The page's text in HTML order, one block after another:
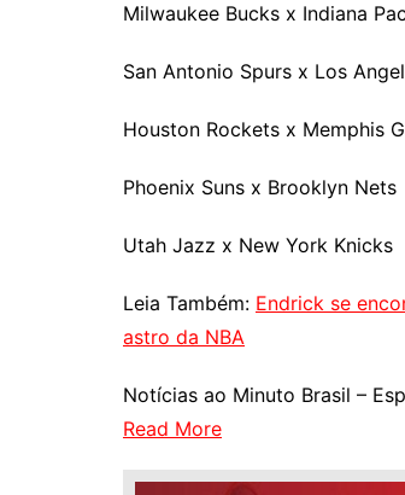
Milwaukee Bucks x Indiana
San Antonio Spurs x Los
Houston Rockets x Memphis
Phoenix Suns x Brooklyn Nets
Utah Jazz x New York Knicks
Leia Também: Endrick se
astro da NBA
Notícias ao Minuto Brasil –
Read More